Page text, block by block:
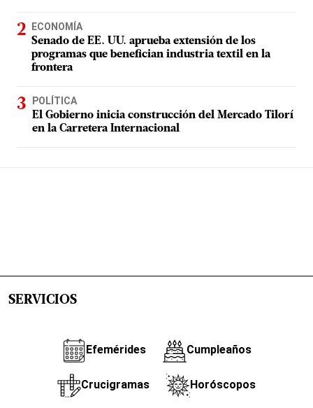
ECONOMÍA
Senado de EE. UU. aprueba extensión de los
programas que benefician industria textil en la
frontera
POLÍTICA
El Gobierno inicia construcción del Mercado Tilorí
en la Carretera Internacional
SERVICIOS
Efemérides Cumpleaños
Crucigramas Horóscopos